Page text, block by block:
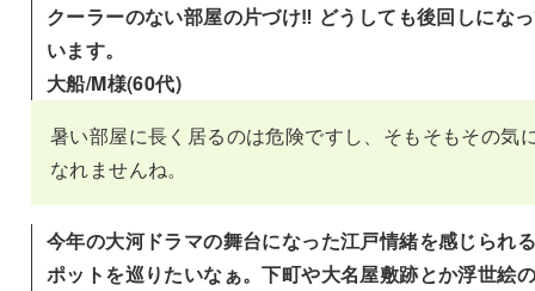
クーラーのない部屋の片づけ‼ どうしても後回しにな
います。
大船/M様(60代)
暑い部屋に長く居るのは危険ですし、そもそもその気
なれませんね。
今年の大河ドラマの舞台になった江戸情緒を感じられ
ポットを巡りたいなぁ。下町や大名屋敷跡とか浮世絵